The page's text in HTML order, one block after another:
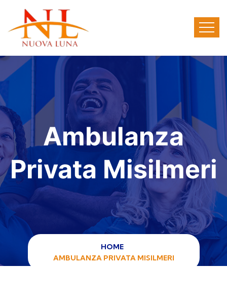
Ambulanza
Privata Misilmeri
HOME
AMBULANZA PRIVATA MISILMERI